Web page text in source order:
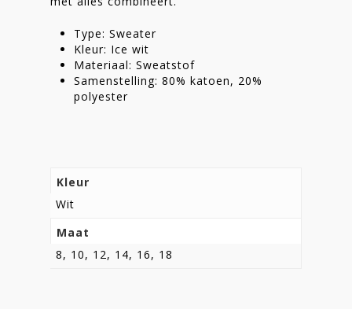
Type: Sweater
Kleur: Ice wit
Materiaal: Sweatstof
Samenstelling: 80% katoen, 20%
polyester
Kleur
Wit
Maat
8, 10, 12, 14, 16, 18